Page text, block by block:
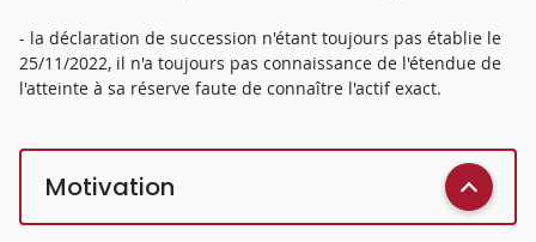
- la déclaration de succession n'étant toujours pas établie le
25/11/2022, il n'a toujours pas connaissance de l'étendue de
l'atteinte à sa réserve faute de connaître l'actif exact.
Motivation